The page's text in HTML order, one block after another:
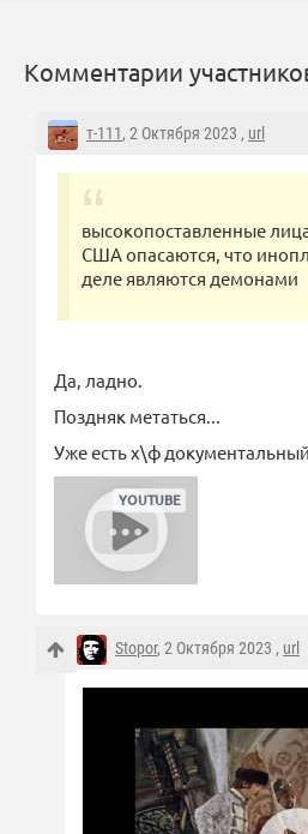
Комментарии
т-111, 2 Октября 2023 , url
высокопоставленные
США опасаются, что
деле являются демонами
Да, ладно.
Поздняк метаться...
Уже есть х\ф
Stopor, 2 Октября 2023 , url